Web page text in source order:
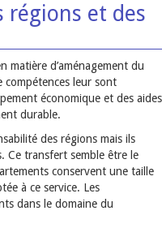
régions et des
matière d’aménagement du
leur sont
économique et des aides
durable.
des régions mais ils
Ce transfert semble être le
conservent une taille
à ce service. Les
dans le domaine du